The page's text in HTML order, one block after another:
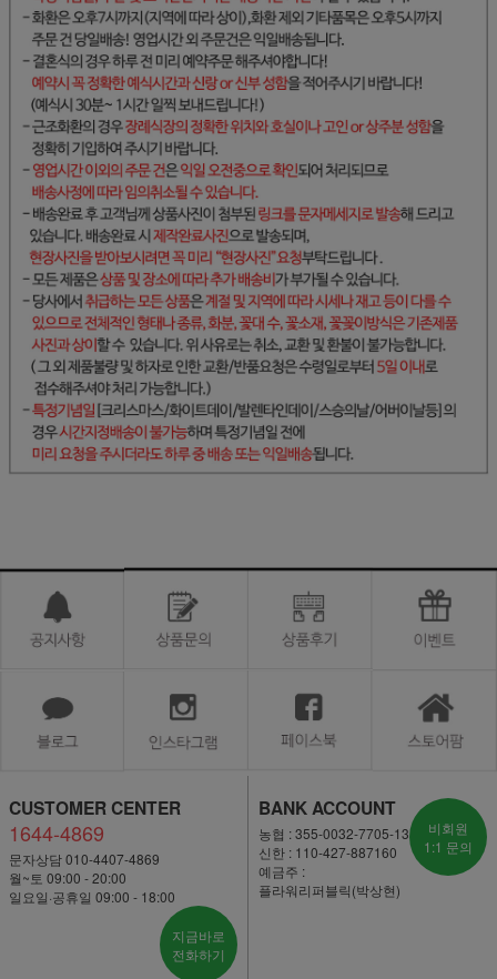
CUSTOMER CENTER
1644-4869
문자상담 010-4407-4869
월~토 09:00 - 20:00
일요일·공휴일 09:00 - 18:00
지금바로
전화하기
BANK ACCOUNT
농협 : 355-0032-7705-13
신한 : 110-427-887160
예금주 :
플라워리퍼블릭(박상현)
비회원
1:1 문의